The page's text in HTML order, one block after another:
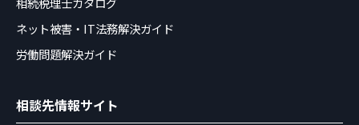
ネット被害・IT法務解決ガイド
労働問題解決ガイド
相談先情報サイト